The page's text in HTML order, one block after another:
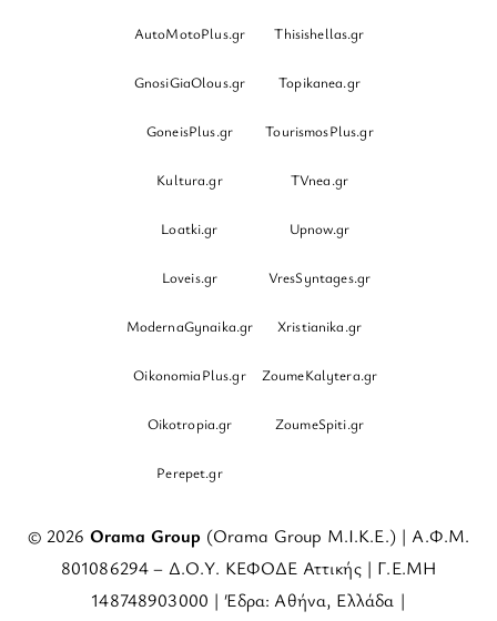
AutoMotoPlus.gr Thisishellas.gr
GnosiGiaOlous.gr Topikanea.gr
GoneisPlus.gr TourismosPlus.gr
Kultura.gr TVnea.gr
Loatki.gr Upnow.gr
Loveis.gr VresSyntages.gr
ModernaGynaika.gr Xristianika.gr
OikonomiaPlus.gr ZoumeKalytera.gr
Oikotropia.gr ZoumeSpiti.gr
Perepet.gr
© 2026 Orama Group (Orama Group Μ.Ι.Κ.Ε.) | Α.Φ.Μ.
801086294 – Δ.Ο.Υ. ΚΕΦΟΔΕ Αττικής | Γ.Ε.ΜΗ
148748903000 | Έδρα: Αθήνα, Ελλάδα |